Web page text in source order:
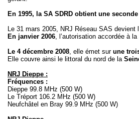
En 1995, la SA SDRD obtient une
Le 31 mars 2005, NRJ Réseau SAS
En janvier 2006, l’autorisation accordée à la
Le 4 décembre 2008, elle émet surune
Elle couvre ainsi le littoral du nord de la
NRJ Dieppe :
Fréquences :
Dieppe 99.8 MHz (500 W)
Le Tréport 106.2 MHz (500 W)
Neufchâtel en Bray 99.9 MHz (500 W)